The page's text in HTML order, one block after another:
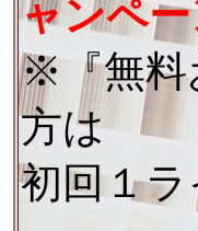
ャンペ
※『無料
方は
初回１